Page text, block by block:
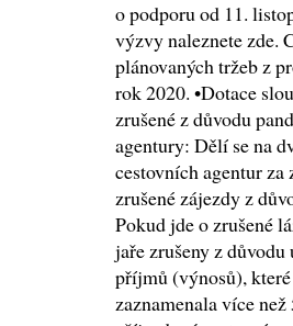
o podporu od 11.
výzvy naleznete zde.
plánovaných tržeb z
rok 2020. •Dotace
zrušené z důvodu
agentury: Dělí se na
cestovních agentur
zrušené zájezdy z
Pokud jde o zrušené
jaře zrušeny z
příjmů (výnosů), které
zaznamenala více